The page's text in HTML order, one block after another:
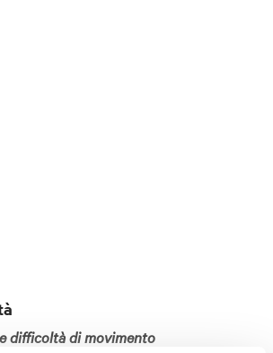
difficoltà di movimento